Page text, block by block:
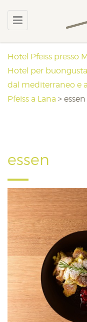
Hotel Pfeiss presso
Hotel per
dal mediterraneo e
Pfeiss a Lana > essen
essen